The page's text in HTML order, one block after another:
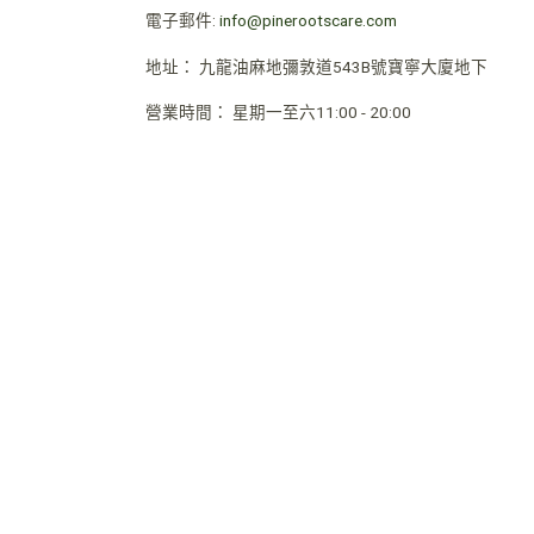
電子郵件: info@pinerootscare.com
地址： 九龍油麻地彌敦道543B號寶寧大廈地下
營業時間 ： 星期一至六11:00 - 20:00